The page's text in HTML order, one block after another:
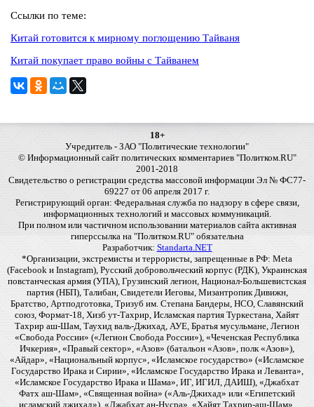
Ссылки по теме:
Китай готовится к мирному поглощению Тайваня
Китай покупает право войны с Тайванем
18+
Учредитель - ЗАО "Политические технологии"
© Информационный сайт политических комментариев "Политком.RU"
2001-2018
Свидетельство о регистрации средства массовой информации Эл № ФС77-
69227 от 06 апреля 2017 г.
Регистрирующий орган: Федеральная служба по надзору в сфере связи,
информационных технологий и массовых коммуникаций.
При полном или частичном использовании материалов сайта активная
гиперссылка на "Политком.RU" обязательна
Разработчик: Standarta.NET
*Организации, экстремисты и террористы, запрещенные в РФ: Meta
(Facebook и Instagram), Русский добровольческий корпус (РДК), Украинская
повстанческая армия (УПА), Грузинский легион, Национал-Большевистская
партия (НБП), Талибан, Свидетели Иеговы, Мизантропик Дивижн,
Братство, Артподготовка, Тризуб им. Степана Бандеры, НСО, Славянский
союз, Формат-18, Хизб ут-Тахрир, Исламская партия Туркестана, Хайят
Тахрир аш-Шам, Таухид валь-Джихад, АУЕ, Братья мусульмане, Легион
«Свобода России» («Легион Свобода России»), «Чеченская Республика
Ичкерия», «Правый сектор», «Азов» (батальон «Азов», полк «Азов»),
«Айдар», «Национальный корпус», «Исламское государство» («Исламское
Государство Ирака и Сирии», «Исламское Государство Ирака и Леванта»,
«Исламское Государство Ирака и Шама», ИГ, ИГИЛ, ДАИШ), «Джабхат
Фатх аш-Шам», «Священная война» («Аль-Джихад» или «Египетский
исламский джихад»), «Джабхат ан-Нусра», «Хайят Тахрир-аш-Шам»,